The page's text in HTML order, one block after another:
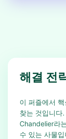
해결 전
이 퍼즐에서 핵
찾는 것입니
Chandelier라
수 있는 사물